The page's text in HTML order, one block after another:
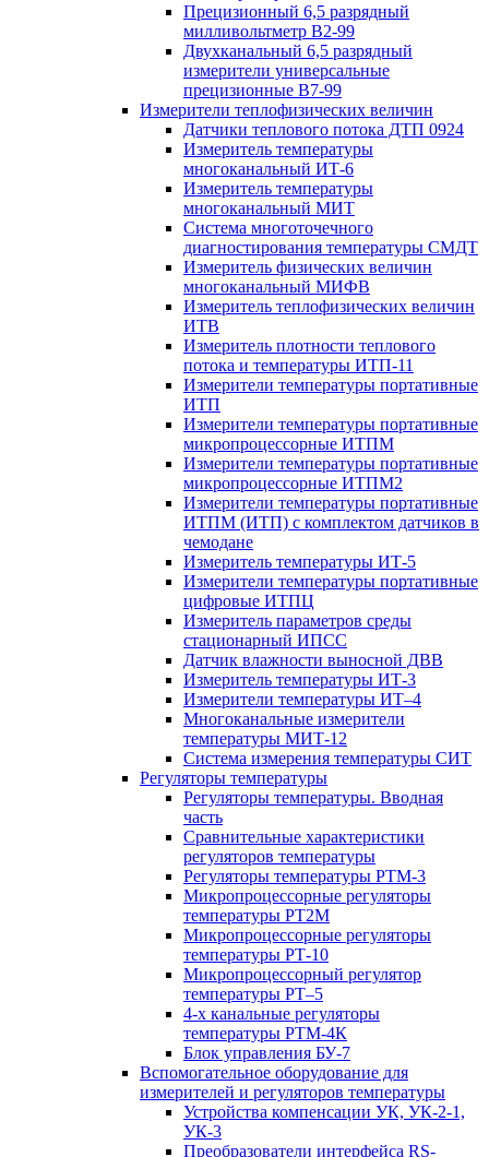
Прецизионный 6,5 разрядный
милливольтметр В2-99
Двухканальный 6,5 разрядный
измерители универсальные
прецизионные В7-99
Измерители теплофизических величин
Датчики теплового потока ДТП 0924
Измеритель температуры
многоканальный ИТ-6
Измеритель температуры
многоканальный МИТ
Система многоточечного
диагностирования температуры СМДТ
Измеритель физических величин
многоканальный МИФВ
Измеритель теплофизических величин
ИТВ
Измеритель плотности теплового
потока и температуры ИТП-11
Измерители температуры портативные
ИТП
Измерители температуры портативные
микропроцессорные ИТПМ
Измерители температуры портативные
микропроцессорные ИТПМ2
Измерители температуры портативные
ИТПМ (ИТП) с комплектом датчиков в
чемодане
Измеритель температуры ИТ-5
Измерители температуры портативные
цифровые ИТПЦ
Измеритель параметров среды
стационарный ИПСС
Датчик влажности выносной ДВВ
Измеритель температуры ИТ-3
Измерители температуры ИТ–4
Многоканальные измерители
температуры МИТ-12
Система измерения температуры СИТ
Регуляторы температуры
Регуляторы температуры. Вводная
часть
Сравнительные характеристики
регуляторов температуры
Регуляторы температуры РТМ-3
Микропроцессорные регуляторы
температуры РТ2М
Микропроцессорные регуляторы
температуры РТ-10
Микропроцессорный регулятор
температуры РТ–5
4-х канальные регуляторы
температуры РТМ-4К
Блок управления БУ-7
Вспомогательное оборудование для
измерителей и регуляторов температуры
Устройства компенсации УК, УК-2-1,
УК-3
Преобразователи интерфейса RS-